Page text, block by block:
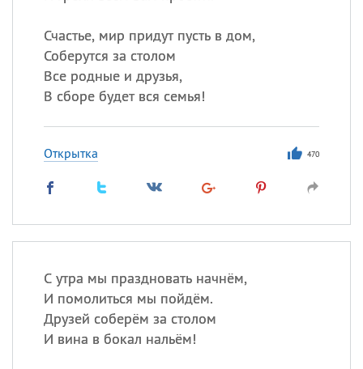
Счастье, мир придут пусть в дом,
Соберутся за столом
Все родные и друзья,
В сборе будет вся семья!
Открытка 470
С утра мы праздновать начнём,
И помолиться мы пойдём.
Друзей соберём за столом
И вина в бокал нальём!